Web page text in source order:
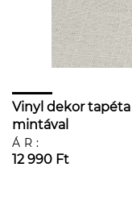
Vinyl dekor
mintával
ÁR:
12 990 Ft